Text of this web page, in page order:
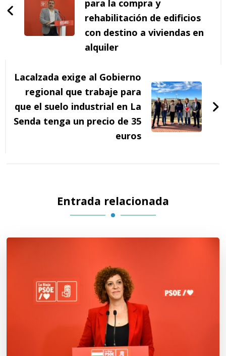
para la compra y
rehabilitación de edificios
con destino a viviendas en
alquiler
Lacalzada exige al Gobierno
regional que trabaje para
que el suelo industrial en La
Senda tenga un precio de 35
euros
Entrada relacionada